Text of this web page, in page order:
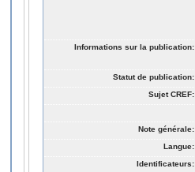
Informations sur la publication:
Statut de publication:
Sujet CREF:
Note générale:
Langue:
Identificateurs: